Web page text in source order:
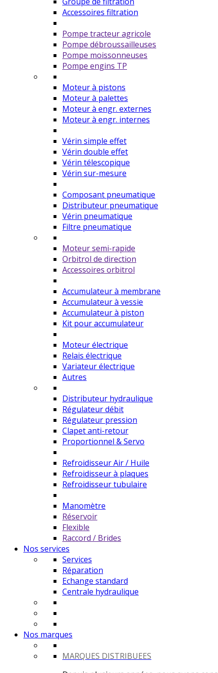
Accessoires filtration
Pompe tracteur agricole
Pompe débroussailleuses
Pompe moissonneuses
Pompe engins TP
Moteur à pistons
Moteur à palettes
Moteur à engr. externes
Moteur à engr. internes
Vérin simple effet
Vérin double effet
Vérin télescopique
Vérin sur-mesure
Composant pneumatique
Distributeur pneumatique
Vérin pneumatique
Filtre pneumatique
Moteur semi-rapide
Orbitrol de direction
Accessoires orbitrol
Accumulateur à membrane
Accumulateur à vessie
Accumulateur à piston
Kit pour accumulateur
Moteur électrique
Relais électrique
Variateur électrique
Autres
Distributeur hydraulique
Régulateur débit
Régulateur pression
Clapet anti-retour
Proportionnel & Servo
Refroidisseur Air / Huile
Refroidisseur à plaques
Refroidisseur tubulaire
Manomètre
Réservoir
Flexible
Raccord / Brides
Nos services
Services
Réparation
Echange standard
Centrale hydraulique
Nos marques
MARQUES DISTRIBUEES